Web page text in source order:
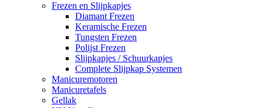
Frezen en Slijpkapjes
Diamant Frezen
Keramische Frezen
Tungsten Frezen
Polijst Frezen
Slijpkapjes / Schuurkapjes
Complete Slijpkap Systemen
Manicuremotoren
Manicuretafels
Gellak